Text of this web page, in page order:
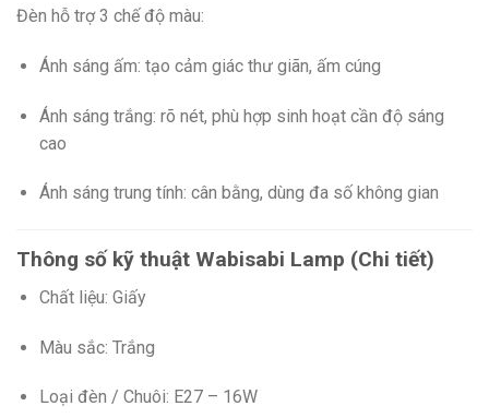
Đèn hỗ trợ 3 chế độ màu:
Ánh sáng ấm: tạo cảm giác thư giãn, ấm cúng
Ánh sáng trắng: rõ nét, phù hợp sinh hoạt cần độ sáng
cao
Ánh sáng trung tính: cân bằng, dùng đa số không gian
Thông số kỹ thuật Wabisabi Lamp (Chi tiết)
Chất liệu: Giấy
Màu sắc: Trắng
Loại đèn / Chuôi: E27 – 16W